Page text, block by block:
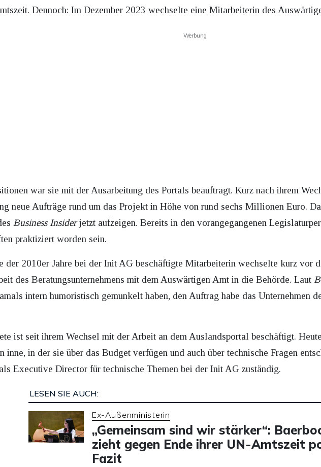
Dennoch: Im Dezember 2023 wechselte eine Mitarbeiterin des
Werbung
war sie mit der Ausarbeitung des Portals beauftragt. Kurz nach ihrem
neue Aufträge rund um das Projekt in Höhe von rund sechs Millionen Euro.
Business Insiderjetzt aufzeigen. Bereits in den vorangegangenen
praktiziert worden sein.
der 2010er Jahre bei der Init AG beschäftigte Mitarbeiterin wechselte kurz vor
des Beratungsunternehmens mit dem Auswärtigen Amt in die Behörde. Laut
intern humoristisch gemunkelt haben, den Auftrag habe das Unternehmen
ist seit ihrem Wechsel mit der Arbeit an dem Auslandsportal beschäftigt.
inne, in der sie über das Budget verfügen und auch über technische Fragen
Executive Director für technische Themen bei der Init AG zuständig.
LESEN SIE AUCH:
Ex-Außenministerin
„Gemeinsam sind wir stärker“:
zieht gegen Ende ihrer UN-Amtszeit
Fazit